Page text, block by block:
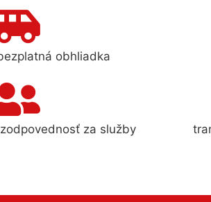
obhliadka
za služby